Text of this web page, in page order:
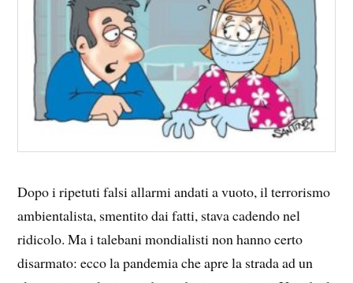
Dopo i ripetuti falsi allarmi andati a vuoto, il terrorismo
ambientalista, smentito dai fatti, stava cadendo nel
ridicolo. Ma i talebani mondialisti non hanno certo
disarmato: ecco la pandemia che apre la strada ad un